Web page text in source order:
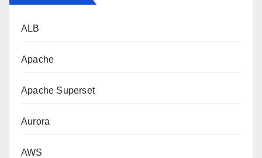
ALB
Apache
Apache Superset
Aurora
AWS